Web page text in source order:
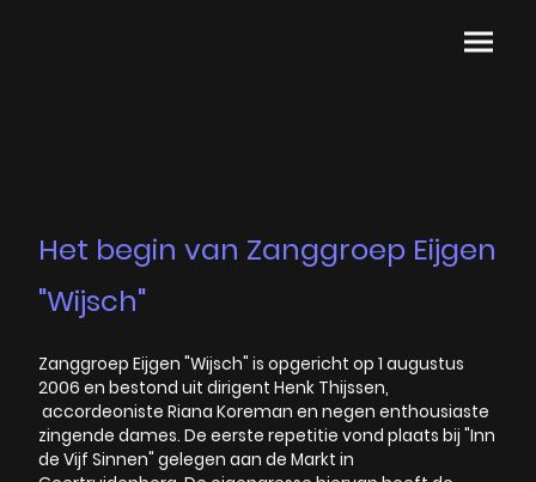
Het begin van Zanggroep Eijgen
"Wijsch"
Zanggroep Eijgen "Wijsch" is opgericht op 1 augustus
2006 en bestond uit dirigent Henk Thijssen,
accordeoniste Riana Koreman en negen enthousiaste
zingende dames. De eerste repetitie vond plaats bij "Inn
de Vijf Sinnen" gelegen aan de Markt in